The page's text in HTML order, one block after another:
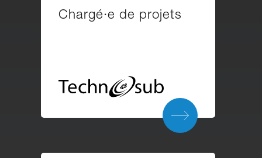
Chargé·e de projets